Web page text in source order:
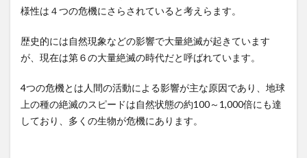
危機
球環
変化
によ
る危
様性は４つの危機にさらされていると考えらます。
歴史的には自然現象などの影響で大量絶滅が起きています
が、現在は第６の大量絶滅の時代だと呼ばれています。
4つの危機とは人間の活動による影響が主な原因であり、地球
上の種の絶滅のスピードは自然状態の約100～1,000倍にも達
しており、多くの生物が危機にあります。